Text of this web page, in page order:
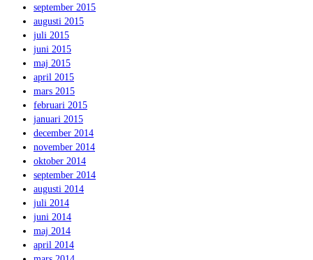
september 2015
augusti 2015
juli 2015
juni 2015
maj 2015
april 2015
mars 2015
februari 2015
januari 2015
december 2014
november 2014
oktober 2014
september 2014
augusti 2014
juli 2014
juni 2014
maj 2014
april 2014